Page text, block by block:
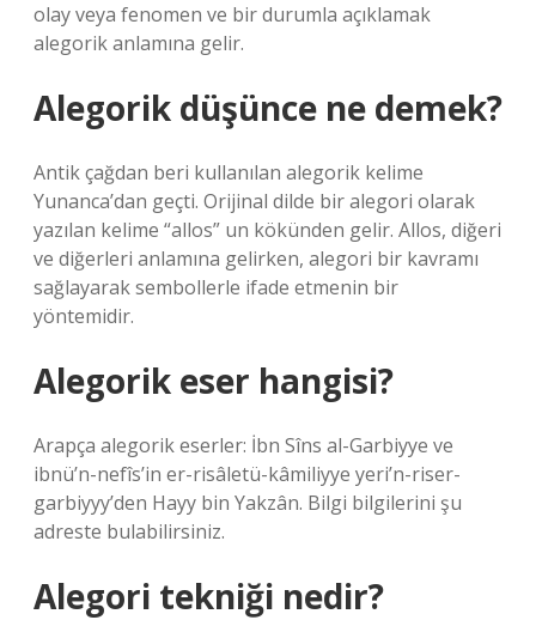
olay veya fenomen ve bir durumla açıklamak
alegorik anlamına gelir.
Alegorik düşünce ne demek?
Antik çağdan beri kullanılan alegorik kelime
Yunanca’dan geçti. Orijinal dilde bir alegori olarak
yazılan kelime “allos” un kökünden gelir. Allos, diğeri
ve diğerleri anlamına gelirken, alegori bir kavramı
sağlayarak sembollerle ifade etmenin bir
yöntemidir.
Alegorik eser hangisi?
Arapça alegorik eserler: İbn Sîns al-Garbiyye ve
ibnü’n-nefîs’in er-risâletü-kâmiliyye yeri’n-riser-
garbiyyy’den Hayy bin Yakzân. Bilgi bilgilerini şu
adreste bulabilirsiniz.
Alegori tekniği nedir?